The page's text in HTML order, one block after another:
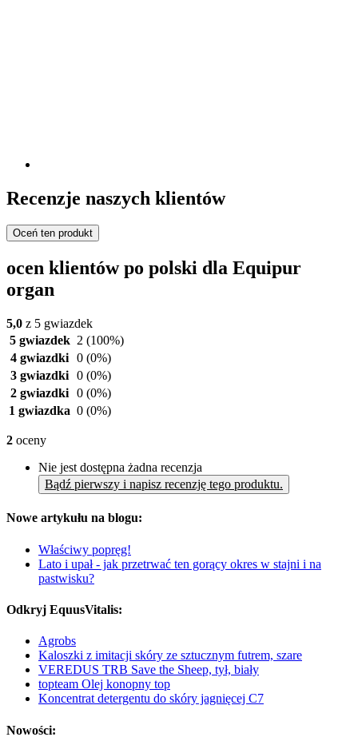
Recenzje naszych klientów
Oceń ten produkt
ocen klientów po polski dla Equipur
organ
5,0 z 5 gwiazdek
5 gwiazdek 2 (100%)
4 gwiazdki 0 (0%)
3 gwiazdki 0 (0%)
2 gwiazdki 0 (0%)
1 gwiazdka 0 (0%)
2 oceny
Nie jest dostępna żadna recenzja
Bądź pierwszy i napisz recenzję tego produktu.
Nowe artykułu na blogu:
Właściwy popręg!
Lato i upał - jak przetrwać ten gorący okres w stajni i na
pastwisku?
Odkryj EquusVitalis:
Agrobs
Kaloszki z imitacji skóry ze sztucznym futrem, szare
VEREDUS TRB Save the Sheep, tył, biały
topteam Olej konopny top
Koncentrat detergentu do skóry jagnięcej C7
Nowości: